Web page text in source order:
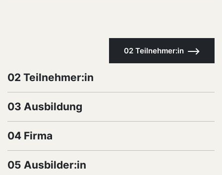
02 Teilnehmer:in
02 Teilnehmer:in
03 Ausbildung
04 Firma
05 Ausbilder:in